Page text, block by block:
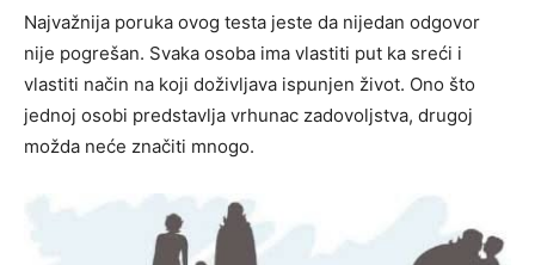
Najvažnija poruka ovog testa jeste da nijedan odgovor
nije pogrešan. Svaka osoba ima vlastiti put ka sreći i
vlastiti način na koji doživljava ispunjen život. Ono što
jednoj osobi predstavlja vrhunac zadovoljstva, drugoj
možda neće značiti mnogo.